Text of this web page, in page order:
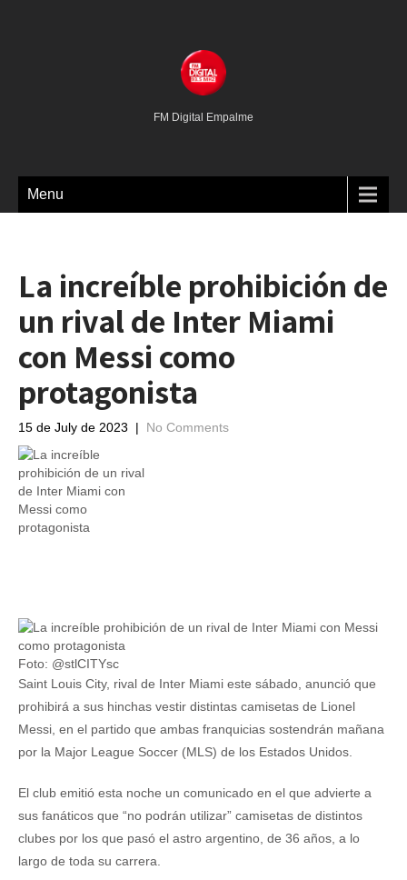
FM Digital Empalme
Menu
La increíble prohibición de
un rival de Inter Miami
con Messi como
protagonista
15 de July de 2023 | No Comments
Foto: @stlCITYsc
Saint Louis City, rival de Inter Miami este sábado, anunció que
prohibirá a sus hinchas vestir distintas camisetas de Lionel
Messi, en el partido que ambas franquicias sostendrán mañana
por la Major League Soccer (MLS) de los Estados Unidos.
El club emitió esta noche un comunicado en el que advierte a
sus fanáticos que “no podrán utilizar” camisetas de distintos
clubes por los que pasó el astro argentino, de 36 años, a lo
largo de toda su carrera.